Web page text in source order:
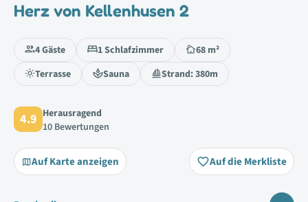
Herz von Kellenhusen 2
4 Gäste 1 Schlafzimmer
68 m²
Terrasse
Sauna Strand: 380m
4.9 Herausragend
10 Bewertungen
Auf Karte anzeigen Auf die Merkliste